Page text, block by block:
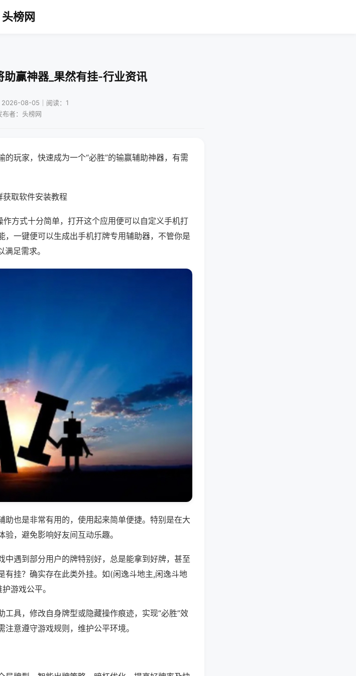
头榜网
赢神器_果然有挂-行业资讯
2026-08-05｜阅读：1
布者：头榜网
玩家，快速成为一个“必胜”的输赢辅助神器，有需
取软件安装教程
方式十分简单，打开这个应用便可以自定义手机打
，一键便可以生成出手机打牌专用辅助器，不管你是
足需求。
助也是非常有用的，使用起来简单便捷。特别是在大
，避免影响好友间互动乐趣。
遇到部分用户的牌特别好，总是能拿到好牌，甚至
有挂？确实存在此类外挂。如(闲逸斗地主,闲逸斗地
游戏公平。
具，修改自身牌型或隐藏操作痕迹，实现“必胜”效
意遵守游戏规则，维护公平环境。